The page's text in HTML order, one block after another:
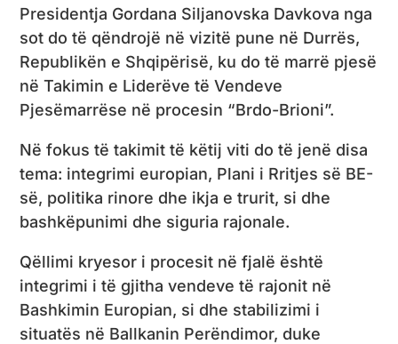
Presidentja Gordana Siljanovska Davkova nga
sot do të qëndrojë në vizitë pune në Durrës,
Republikën e Shqipërisë, ku do të marrë pjesë
në Takimin e Liderëve të Vendeve
Pjesëmarrëse në procesin “Brdo-Brioni”.
Në fokus të takimit të këtij viti do të jenë disa
tema: integrimi europian, Plani i Rritjes së BE-
së, politika rinore dhe ikja e trurit, si dhe
bashkëpunimi dhe siguria rajonale.
Qëllimi kryesor i procesit në fjalë është
integrimi i të gjitha vendeve të rajonit në
Bashkimin Europian, si dhe stabilizimi i
situatës në Ballkanin Perëndimor, duke